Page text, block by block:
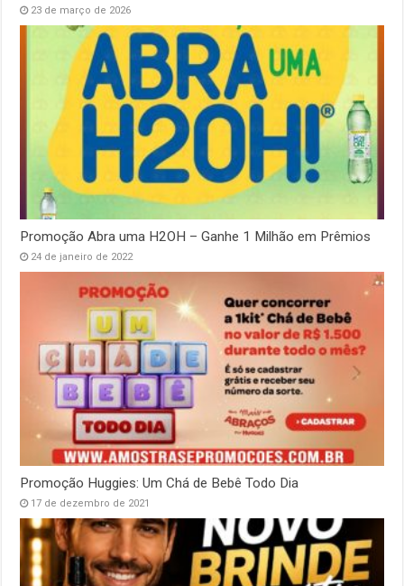
23 de março de 2026
Promoção Abra uma H2OH – Ganhe 1 Milhão em Prêmios
24 de janeiro de 2022
Promoção Huggies: Um Chá de Bebê Todo Dia
17 de dezembro de 2021